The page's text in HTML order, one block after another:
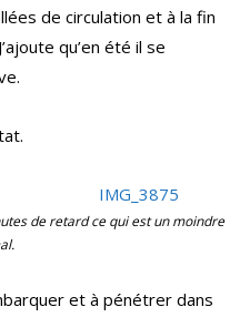
de circulation et à la fin
qu’en été il se
de retard ce qui est un moindre
et à pénétrer dans